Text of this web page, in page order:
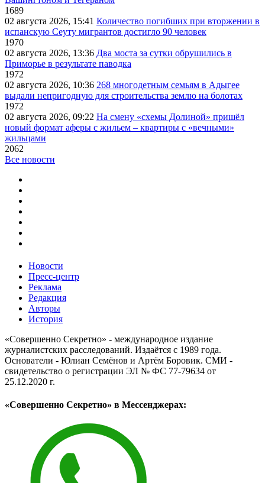
1689
02 августа 2026, 15:41 Количество погибших при вторжении в
испанскую Сеуту мигрантов достигло 90 человек
1970
02 августа 2026, 13:36 Два моста за сутки обрушились в
Приморье в результате паводка
1972
02 августа 2026, 10:36 268 многодетным семьям в Адыгее
выдали непригодную для строительства землю на болотах
1972
02 августа 2026, 09:22 На смену «схемы Долиной» пришёл
новый формат аферы с жильем – квартиры с «вечными»
жильцами
2062
Все новости
Новости
Пресс-центр
Реклама
Редакция
Авторы
История
«Совершенно Секретно» - международное издание
журналистских расследований. Издаётся с 1989 года.
Основатели - Юлиан Семёнов и Артём Боровик. CМИ -
свидетельство о регистрации ЭЛ № ФС 77-79634 от
25.12.2020 г.
«Совершенно Секретно» в Мессенджерах: